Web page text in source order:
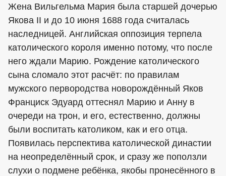
Жена Вильгельма Мария была старшей дочерью
Якова II и до 10 июня 1688 года считалась
наследницей. Английская оппозиция терпела
католического короля именно потому, что после
него ждали Марию. Рождение католического
сына сломало этот расчёт: по правилам
мужского первородства новорождённый Яков
Франциск Эдуард оттеснял Марию и Анну в
очереди на трон, и его, естественно, должны
были воспитать католиком, как и его отца.
Появилась перспектива католической династии
на неопределённый срок, и сразу же поползли
слухи о подмене ребёнка, якобы пронесённого в